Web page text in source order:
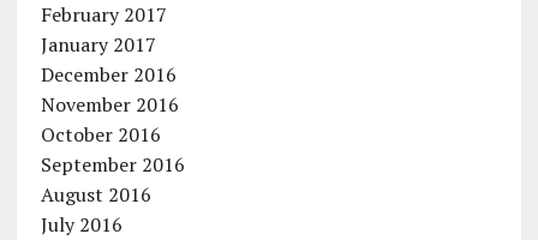
February 2017
January 2017
December 2016
November 2016
October 2016
September 2016
August 2016
July 2016